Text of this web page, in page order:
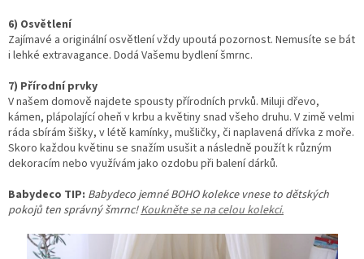
6) Osvětlení
Zajímavé a originální osvětlení vždy upoutá pozornost. Nemusíte se bát
i lehké extravagance. Dodá Vašemu bydlení šmrnc.
7) Přírodní prvky
V našem domově najdete spousty přírodních prvků. Miluji dřevo,
kámen, plápolající oheň v krbu a květiny snad všeho druhu. V zimě velmi
ráda sbírám šišky, v létě kamínky, mušličky, či naplavená dřívka z moře.
Skoro každou květinu se snažím usušit a následně použít k různým
dekoracím nebo využívám jako ozdobu při balení dárků.
Babydeco TIP: Babydeco jemné BOHO kolekce vnese to dětských
pokojů ten správný šmrnc!Koukněte se na celou kolekci.